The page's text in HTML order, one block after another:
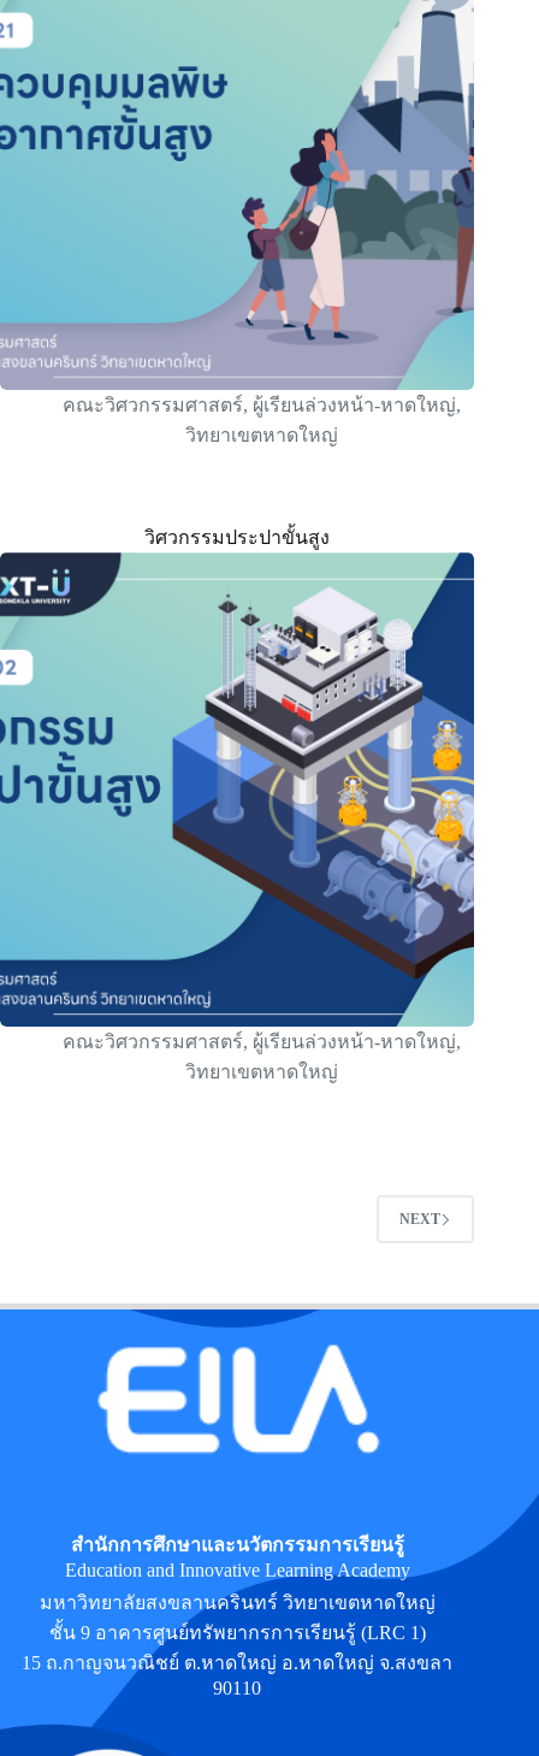
คณะวิศวกรรมศาสตร์, ผู้เรียนล่วงหน้า-หาดใหญ่,
วิทยาเขตหาดใหญ่
วิศวกรรมประปาขั้นสูง
คณะวิศวกรรมศาสตร์, ผู้เรียนล่วงหน้า-หาดใหญ่,
วิทยาเขตหาดใหญ่
NEXT
สำนักการศึกษาและนวัตกรรมการเรียนรู้
Education and Innovative Learning Academy
มหาวิทยาลัยสงขลานครินทร์ วิทยาเขตหาดใหญ่
ชั้น 9 อาคารศูนย์ทรัพยากรการเรียนรู้ (LRC 1)
15 ถ.กาญจนวณิชย์ ต.หาดใหญ่ อ.หาดใหญ่ จ.สงขลา
90110